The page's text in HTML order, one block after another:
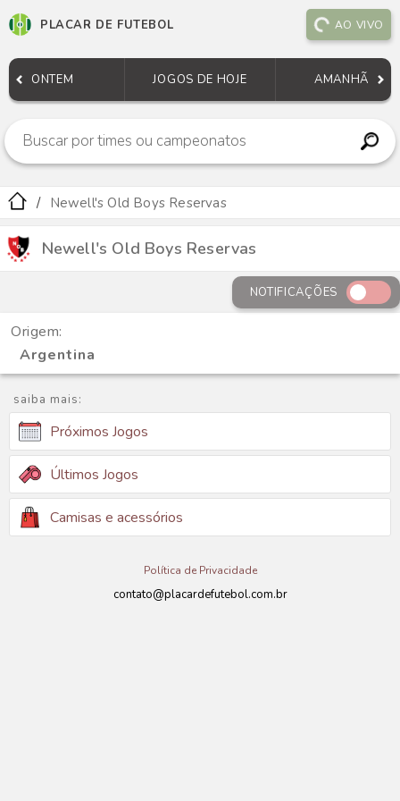
PLACAR DE FUTEBOL AO VIVO
ONTEM JOGOS DE HOJE AMANHÃ
Newell's Old Boys Reservas
Newell's Old Boys Reservas
NOTIFICAÇÕES
Origem:
Argentina
saiba mais:
Próximos Jogos
Últimos Jogos
Camisas e acessórios
Política de Privacidade
contato@placardefutebol.com.br